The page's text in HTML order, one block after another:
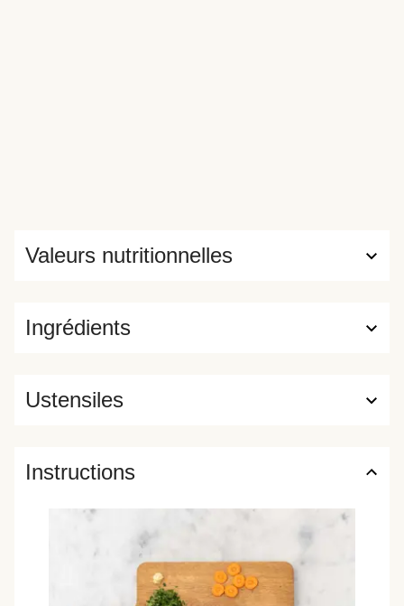
Ingrédients
Valeurs nutritionnelles
Ustensiles
Instructions